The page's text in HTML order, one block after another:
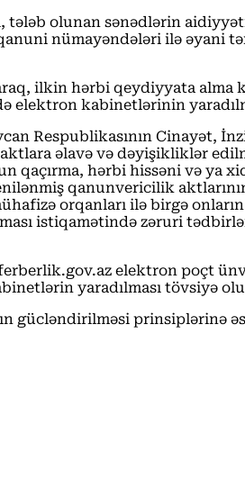
tələb olunan sənədlərin
nümayəndələri ilə əyani
ilkin hərbi qeydiyyata alma
elektron kabinetlərinin
Respublikasının Cinayət,
əlavə və dəyişikliklər
qaçırma, hərbi hissəni və ya
qanunvericilik
orqanları ilə birgə
istiqamətində zəruri
elektron poçt
yaradılması tövsiyə
gücləndirilməsi prinsiplərinə